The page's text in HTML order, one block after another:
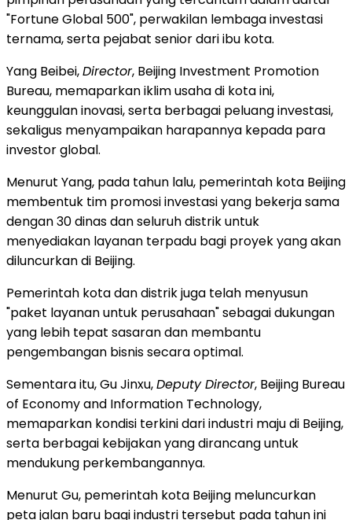
"Fortune Global 500", perwakilan lembaga investasi
ternama, serta pejabat senior dari ibu kota.
Yang Beibei,Director, Beijing Investment Promotion
Bureau, memaparkan iklim usaha di kota ini,
keunggulan inovasi, serta berbagai peluang investasi,
sekaligus menyampaikan harapannya kepada para
investor global.
Menurut Yang, pada tahun lalu, pemerintah kota Beijing
membentuk tim promosi investasi yang bekerja sama
dengan 30 dinas dan seluruh distrik untuk
menyediakan layanan terpadu bagi proyek yang akan
diluncurkan di Beijing.
Pemerintah kota dan distrik juga telah menyusun
"paket layanan untuk perusahaan" sebagai dukungan
yang lebih tepat sasaran dan membantu
pengembangan bisnis secara optimal.
Sementara itu, Gu Jinxu,Deputy Director, Beijing Bureau
of Economy and Information Technology,
memaparkan kondisi terkini dari industri maju di Beijing,
serta berbagai kebijakan yang dirancang untuk
mendukung perkembangannya.
Menurut Gu, pemerintah kota Beijing meluncurkan
peta jalan baru bagi industri tersebut pada tahun ini